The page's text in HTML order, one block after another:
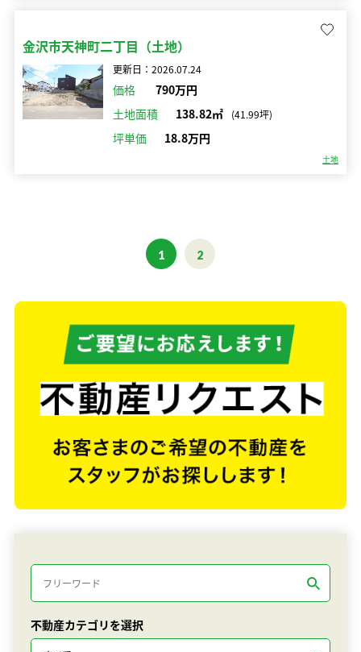
金沢市天神町二丁目（土地）
更新日：2026.07.24
価格
790万円
土地面積
138.82㎡ (41.99坪)
坪単価 18.8万円
土地
1 2
不動産カテゴリを選択